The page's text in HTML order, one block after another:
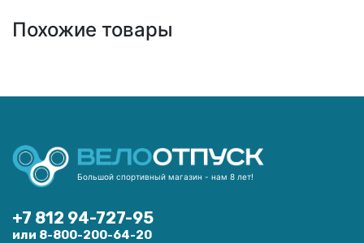
Похожие товары
Большой спортивный магазин - нам 8 лет!
+7 812 94-727-95
или 8-800-200-64-20